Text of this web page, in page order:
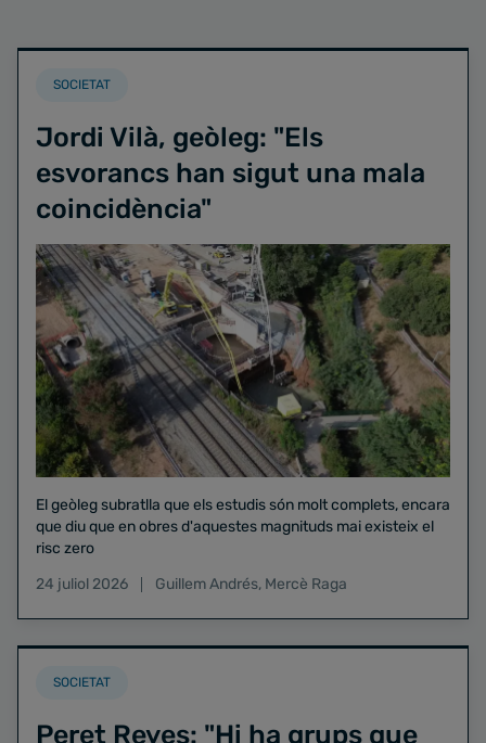
SOCIETAT
Jordi Vilà, geòleg: "Els
esvorancs han sigut una mala
coincidència"
El geòleg subratlla que els estudis són molt complets, encara
que diu que en obres d'aquestes magnituds mai existeix el
risc zero
24 juliol 2026
Guillem Andrés, Mercè Raga
SOCIETAT
Peret Reyes: "Hi ha grups que